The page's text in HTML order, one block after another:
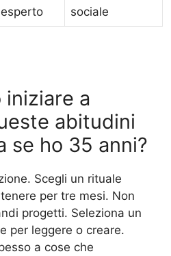
esperto
sociale
iniziare a
abitudini
se ho 35 anni?
Scegli un rituale
per tre mesi. Non
progetti. Seleziona un
per leggere o creare.
a cose che